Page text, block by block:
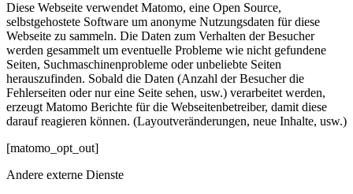
Diese Webseite verwendet Matomo, eine Open Source,
selbstgehostete Software um anonyme Nutzungsdaten für diese
Webseite zu sammeln. Die Daten zum Verhalten der Besucher
werden gesammelt um eventuelle Probleme wie nicht gefundene
Seiten, Suchmaschinenprobleme oder unbeliebte Seiten
herauszufinden. Sobald die Daten (Anzahl der Besucher die
Fehlerseiten oder nur eine Seite sehen, usw.) verarbeitet werden,
erzeugt Matomo Berichte für die Webseitenbetreiber, damit diese
darauf reagieren können. (Layoutveränderungen, neue Inhalte, usw.)
[matomo_opt_out]
Andere externe Dienste